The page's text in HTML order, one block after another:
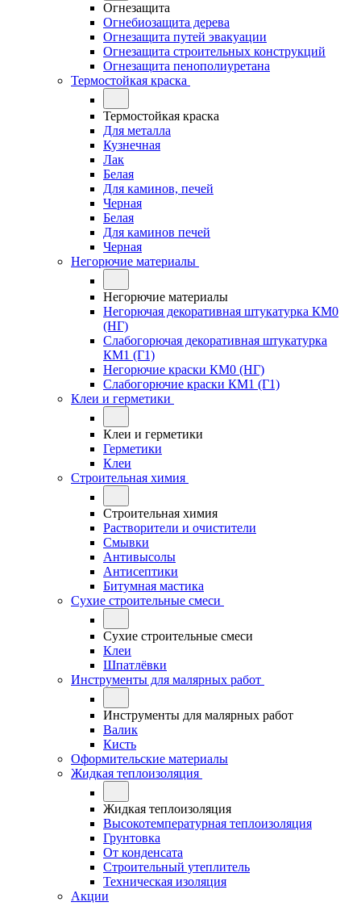
Огнезащита
Огнебиозащита дерева
Огнезащита путей эвакуации
Огнезащита строительных конструкций
Огнезащита пенополиуретана
Термостойкая краска
Термостойкая краска
Для металла
Кузнечная
Лак
Белая
Для каминов, печей
Черная
Белая
Для каминов печей
Черная
Негорючие материалы
Негорючие материалы
Негорючая декоративная штукатурка КМ0
(НГ)
Слабогорючая декоративная штукатурка
КМ1 (Г1)
Негорючие краски КМ0 (НГ)
Слабогорючие краски КМ1 (Г1)
Клеи и герметики
Клеи и герметики
Герметики
Клеи
Строительная химия
Строительная химия
Растворители и очистители
Смывки
Антивысолы
Антисептики
Битумная мастика
Сухие строительные смеси
Сухие строительные смеси
Клеи
Шпатлёвки
Инструменты для малярных работ
Инструменты для малярных работ
Валик
Кисть
Оформительские материалы
Жидкая теплоизоляция
Жидкая теплоизоляция
Высокотемпературная теплоизоляция
Грунтовка
От конденсата
Строительный утеплитель
Техническая изоляция
Акции